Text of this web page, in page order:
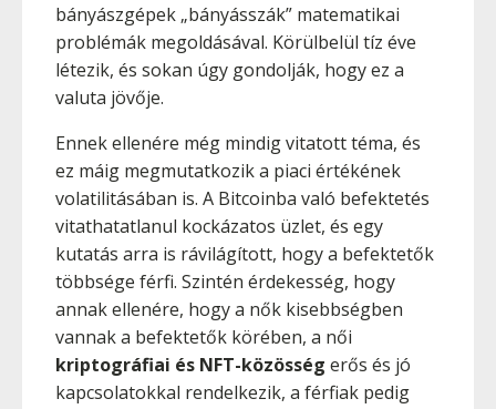
bányászgépek „bányásszák” matematikai
problémák megoldásával. Körülbelül tíz éve
létezik, és sokan úgy gondolják, hogy ez a
valuta jövője.
Ennek ellenére még mindig vitatott téma, és
ez máig megmutatkozik a piaci értékének
volatilitásában is. A Bitcoinba való befektetés
vitathatatlanul kockázatos üzlet, és egy
kutatás arra is rávilágított, hogy a befektetők
többsége férfi. Szintén érdekesség, hogy
annak ellenére, hogy a nők kisebbségben
vannak a befektetők körében, a női
kriptográfiai és NFT-közösség erős és jó
kapcsolatokkal rendelkezik, a férfiak pedig